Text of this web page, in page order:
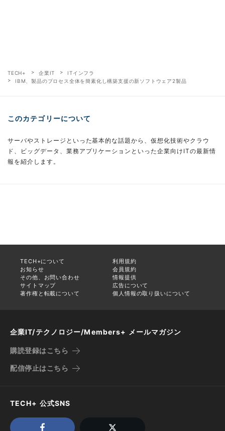
TECH+ 企業IT
ITインフラ
IBM、製品のプロセス全体を簡素化し構築支援の新ソフトウェア2製品
このカテゴリーについて
サーバやストレージといった基本的な話題から、仮想化技術やクラウ
ド、ビッグデータ、業務アプリケーションといった企業向けITの最新情
報を紹介します。
TECH+について
利用規約
お知らせ
会員規約
その他、お問い合わせ
情報提供
サイトマップ
広告について
著作権と転載について
個人情報の取り扱いについて
企業IT/テクノロジー/Members+ メールマガジン
購読登録はこちら
配信停止はこちら
TECH+ 公式SNS